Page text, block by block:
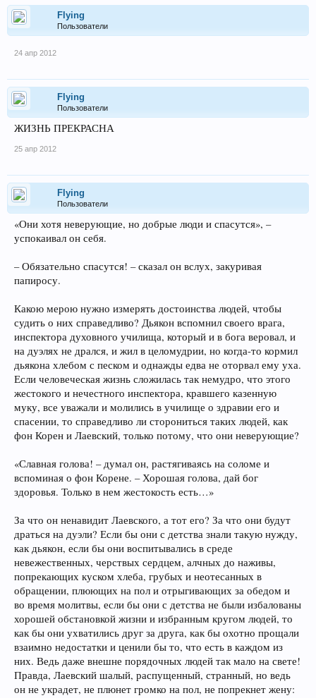
Flying
Пользователи
24 апр 2012
Flying
Пользователи
ЖИЗНЬ ПРЕКРАСНА
25 апр 2012
Flying
Пользователи
«Они хотя неверующие, но добрые люди и спасутся», –
успокаивал он себя.
– Обязательно спасутся! – сказал он вслух, закуривая
папиросу.
Какою мерою нужно измерять достоинства людей, чтобы
судить о них справедливо? Дьякон вспомнил своего врага,
инспектора духовного училища, который и в бога веровал, и
на дуэлях не дрался, и жил в целомудрии, но когда-то кормил
дьякона хлебом с песком и однажды едва не оторвал ему уха.
Если человеческая жизнь сложилась так немудро, что этого
жестокого и нечестного инспектора, кравшего казенную
муку, все уважали и молились в училище о здравии его и
спасении, то справедливо ли сторониться таких людей, как
фон Корен и Лаевский, только потому, что они неверующие?
«Славная голова! – думал он, растягиваясь на соломе и
вспоминая о фон Корене. – Хорошая голова, дай бог
здоровья. Только в нем жестокость есть…»
За что он ненавидит Лаевского, а тот его? За что они будут
драться на дуэли? Если бы они с детства знали такую нужду,
как дьякон, если бы они воспитывались в среде
невежественных, черствых сердцем, алчных до наживы,
попрекающих куском хлеба, грубых и неотесанных в
обращении, плюющих на пол и отрыгивающих за обедом и
во время молитвы, если бы они с детства не были избалованы
хорошей обстановкой жизни и избранным кругом людей, то
как бы они ухватились друг за друга, как бы охотно прощали
взаимно недостатки и ценили бы то, что есть в каждом из
них. Ведь даже внешне порядочных людей так мало на свете!
Правда, Лаевский шалый, распущенный, странный, но ведь
он не украдет, не плюнет громко на пол, не попрекнет жену: